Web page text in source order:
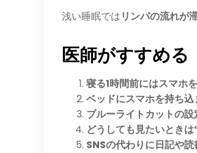
浅い睡眠ではリンパの流れが
医師がすすめる
寝る1時間前にはスマホ
ベッドにスマホを持ち込
ブルーライトカットの
どうしても見たいとき
SNSの代わりに日記や